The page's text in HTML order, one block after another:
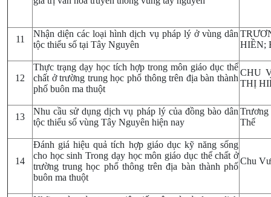
11
Nhận diện các loại hình dịch vụ pháp lý ở vùng dân
tộc thiểu số tại Tây Nguyên
HIỀN;
12
Thực trạng dạy học tích hợp trong môn giáo dục thể
chất ở trường trung học phổ thông trên địa bàn thành
phố buôn ma thuột
CHU
THỊ
13
Nhu cầu sử dụng dịch vụ pháp lý của đồng bào dân
tộc thiểu số vùng Tây Nguyên hiện nay
Thể
14
Đánh giá hiệu quả tích hợp giáo dục kỹ năng sống
cho học sinh Trong dạy học môn giáo dục thể chất ở
trường trung học phổ thông trên địa bàn thành phố
buôn ma thuột
Chu